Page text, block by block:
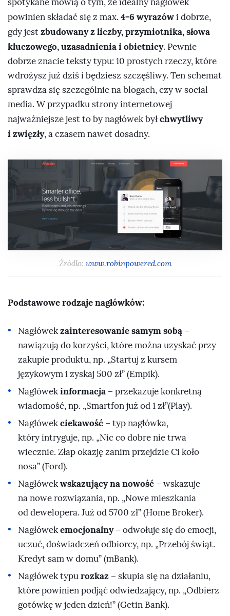
powinien składać się z max. 4-6 wyrazówi dobrze,
gdy jestzbudowany z liczby, przymiotnika, słowa
kluczowego, uzasadnienia i obietnicy. Pewnie
dobrze znacie teksty typu: 10 prostych rzeczy, które
wdrożysz już dziś i będziesz szczęśliwy. Ten schemat
sprawdza się szczególnie na blogach, czy w social
media. W przypadku strony internetowej
najważniejsze jest to by nagłówek byłchwytliwy
i zwięzły, a czasem nawet dosadny.
Źródło: www.robinpowered.com
Podstawowe rodzaje nagłówków:
Nagłówekzainteresowanie samym sobą –
nawiązują do korzyści, które można uzyskać przy
zakupie produktu, np.
Startuj z kursem
językowym i zyskaj 500 zł (Empik).
Nagłówekinformacja – przekazuje konkretną
wiadomość, np.
Smartfon już od 1 zł (Play).
Nagłówekciekawość – typ nagłówka,
który intryguje, np.
Nic co dobre nie trwa
wiecznie. Złap okazję zanim przejdzie Ci koło
nosa (Ford).
Nagłówekwskazujący na nowość – wskazuje
na nowe rozwiązania, np.
Nowe mieszkania
od dewelopera. Już od 5700 zł (Home Broker).
Nagłówekemocjonalny– odwołuje się do emocji,
uczuć, doświadczeń odbiorcy, np.
Przebój świąt.
Kredyt sam w domu (mBank).
Nagłówek typurozkaz – skupia się na działaniu,
które powinien podjąć odwiedzający, np. Odbierz
gotówkę w jeden dzień! (Getin Bank).